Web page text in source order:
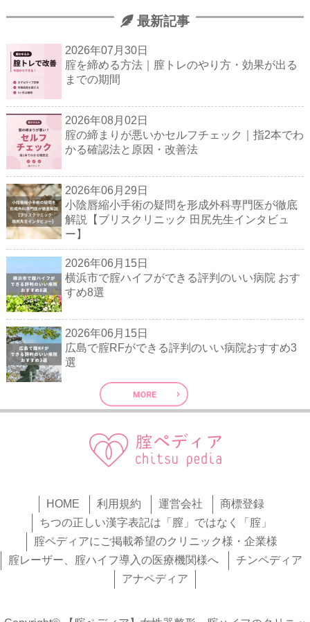
最新記事
2026年07月30日
腟を締める方法｜膣トレのやり方・効果が出る
までの期間
2026年08月02日
腟の締まりが悪いかセルフチェック｜指2本でわ
かる確認法と原因・改善法
2026年06月29日
小陰唇縮小手術の疑問を形成外科専門医が徹底
解説【ブリスクリニック 田尻先生インタビュ
ー】
2026年06月15日
横浜市で腟ハイフができる評判のいい病院 おす
すめ8選
2026年06月15日
広島で腟RFができる評判のいい病院おすすめ3
選
HOME 利用規約 運営会社
商標登録
ちつの正しい漢字表記は「膣」ではなく「腟」
腟ペディアにご掲載希望のクリニック様・企業様
腟レーザー、腟ハイフ導入の医療機関様へ
チンペディア
アナペディア